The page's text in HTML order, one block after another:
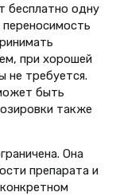
бесплатно одну
при хорошей
не требуется.
быть
также
Она
препарата и